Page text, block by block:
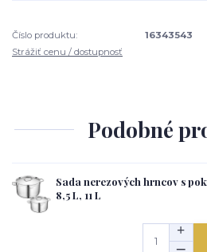
Číslo produktu:
16343543
Strážiť cenu / dostupnosť
Podobné
Sada nerezových hrncov s
8,5 L, 11 L